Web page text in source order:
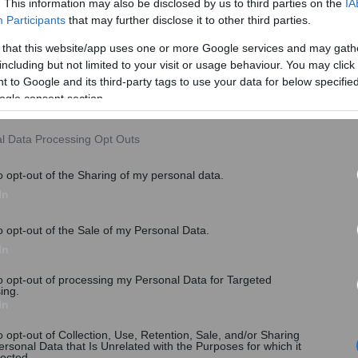
This information may also be disclosed by us to third parties on the
Participants that may further disclose it to other third parties.
that this website/app uses one or more Google services and may
but not limited to your visit or usage behaviour. You may
to Google and its third-party tags to use your data for below
consent section.
Data Processing Opt Outs
opt-out of the Sharing of my personal data.
opt-out of the Sale of my Personal Data.
opt-out of processing my Personal Data for Targeted
opt-out of Collection, Use, Retention, Sale, and/or Sharing
Data that Is Unrelated with the Purposes for which it
κατηγορίες συνταξιούχων την έκανε η